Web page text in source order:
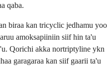
qaba.
biraa kan tricyclic jedhamu yoo
amoksapiiniin siif hin ta'u
Qorichi akka nortriptyline ykn
garagaraa kan siif gaarii ta'u